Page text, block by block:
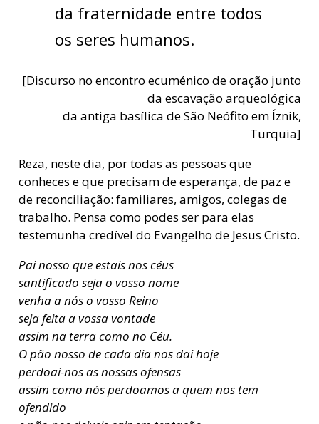
da fraternidade entre todos
os seres humanos.
[Discurso no encontro ecuménico de oração junto
da escavação arqueológica
da antiga basílica de São Neófito em Íznik,
Turquia]
Reza, neste dia, por todas as pessoas que
conheces e que precisam de esperança, de paz e
de reconciliação: familiares, amigos, colegas de
trabalho. Pensa como podes ser para elas
testemunha credível do Evangelho de Jesus Cristo.
Pai nosso que estais nos céus
santificado seja o vosso nome
venha a nós o vosso Reino
seja feita a vossa vontade
assim na terra como no Céu.
O pão nosso de cada dia nos dai hoje
perdoai-nos as nossas ofensas
assim como nós perdoamos a quem nos tem
ofendido